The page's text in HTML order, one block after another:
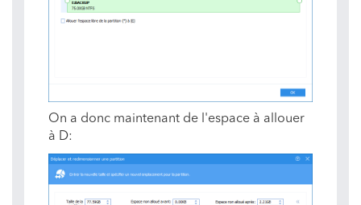
On a donc maintenant de l'espace à allouer
à D: